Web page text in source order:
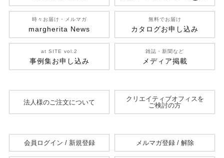
時々お届け・メルマガ
margherita News
無料でお届け
カタログお申し込み
at SITE vol.2
事例集お申し込み
雑誌・新聞など
メディア掲載
法人様のご注文について
クリエイティブオフィスを
ご検討の方
会員ログイン / 新規登録 メルマガ登録 / 解除